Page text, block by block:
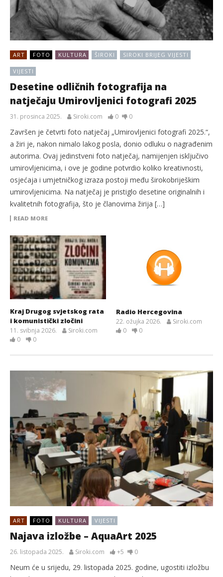
ART FOTO KULTURA ŠIROKI SIROKI BRIJEG VIJESTI
VIJESTI
Desetine odličnih fotografija na
natječaju Umirovljenici fotografi 2025
31. prosinca 2025. Siroki.com 0 0
Završen je četvrti foto natječaj „Umirovljenici fotografi 2025.“,
a žiri je, nakon nimalo lakog posla, donio odluku o nagrađenim
autorima. Ovaj jedinstveni foto natječaj, namijenjen isključivo
umirovljenicima, i ove je godine potvrdio koliko kreativnosti,
osjećaja i umjetničkog izraza postoji među širokobriješkim
umirovljenicima. Na natječaj je pristiglo desetine originalnih i
kvalitetnih fotografija, što je članovima žirija […]
READ MORE
Kraj Drugog svjetskog rata
i komunistički zločini
11. svibnja 2026.
Siroki.com
0
0
Radio Hercegovina
22. ožujka 2026.
Siroki.com
0
0
ART FOTO KULTURA VIJESTI
Najava izložbe – AquaArt 2025
26. listopada 2025. Siroki.com +5 0
Neum će u srijedu, 29. listopada 2025. godine, ugostiti izložbu